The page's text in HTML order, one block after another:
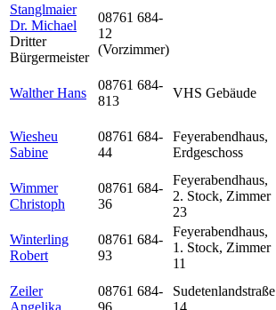
Stanglmaier
Dr. Michael
Dritter
Bürgermeister
08761 684-
12
(Vorzimmer)
Walther Hans
08761 684-
813
VHS Gebäude
Wiesheu
Sabine
08761 684-
44
Feyerabendhaus,
Erdgeschoss
Wimmer
Christoph
08761 684-
36
Feyerabendhaus,
2. Stock, Zimmer
23
Winterling
Robert
08761 684-
93
Feyerabendhaus,
1. Stock, Zimmer
11
Zeiler
Angelika
08761 684-
96
Sudetenlandstraße
14